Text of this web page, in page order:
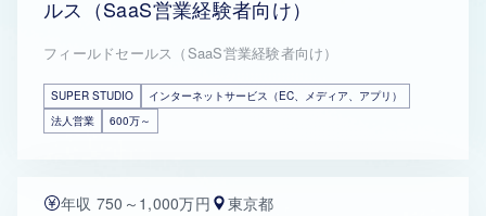
ルス（SaaS営業経験者向け）
フィールドセールス（SaaS営業経験者向け）
SUPER STUDIO
インターネットサービス（EC、メディア、アプリ）
法人営業
600万～
年収 750～1,000万円 東京都